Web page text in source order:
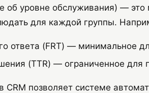
об уровне обслуживания) —
для каждой группы.
ответа (FRT) — минимальное
(TTR) — ограниченное для
CRM позволяет системе